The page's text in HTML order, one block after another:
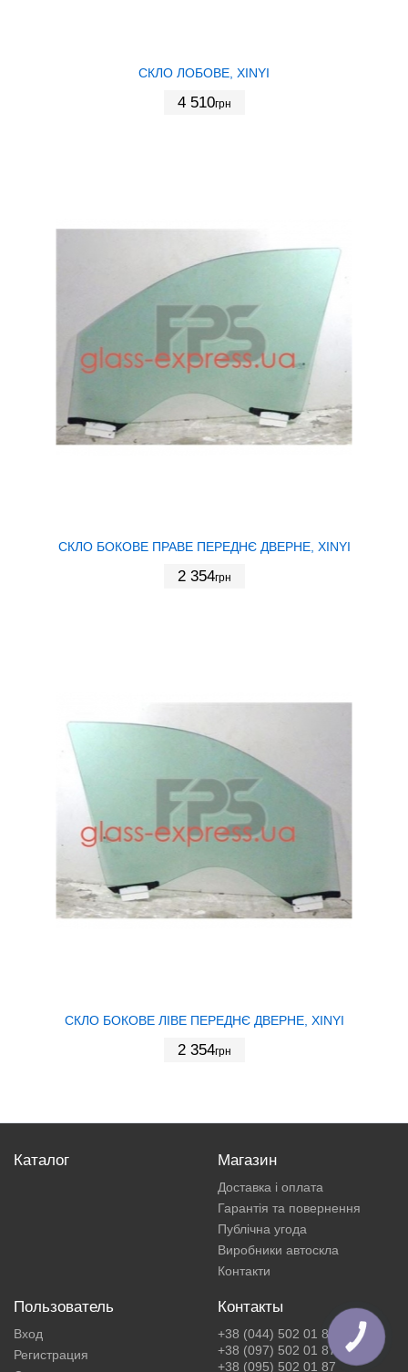
СКЛО ЛОБОВЕ, XINYI
4 510грн
СКЛО БОКОВЕ ПРАВЕ ПЕРЕДНЄ ДВЕРНЕ, XINYI
2 354грн
СКЛО БОКОВЕ ЛІВЕ ПЕРЕДНЄ ДВЕРНЕ, XINYI
2 354грн
Каталог Магазин
Доставка і оплата
Гарантія та повернення
Публічна угода
Виробники автоскла
Контакти
Пользователь
Вход
Регистрация
Контакты
+38 (044) 502 01 87
+38 (097) 502 01 87
+38 (095) 502 01 87